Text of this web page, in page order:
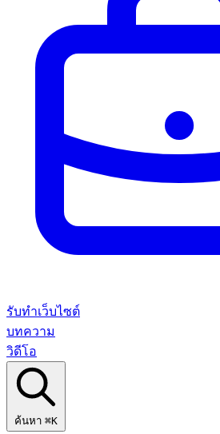
รับทำเว็บไซต์
บทความ
วิดีโอ
ค้นหา ⌘K